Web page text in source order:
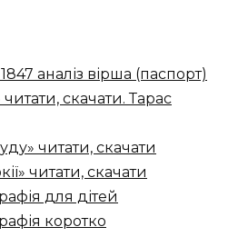
аналіз вірша (паспорт)
скачати. Тарас
читати, скачати
читати, скачати
для дітей
коротко